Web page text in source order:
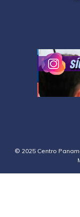
© 2025 Centro